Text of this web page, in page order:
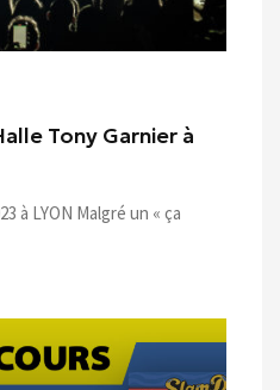
Tony Garnier à
à LYON Malgré un « ça